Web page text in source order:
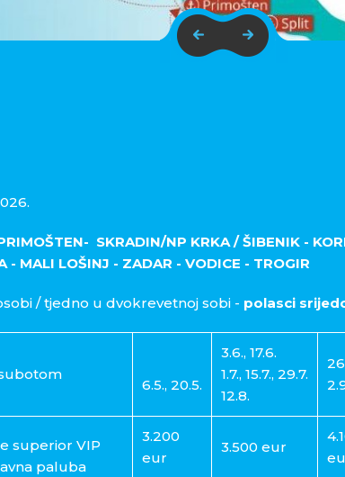
SKRADIN/NP KRKA / ŠIBENIK -
- MALI LOŠINJ - ZADAR - VODICE - TROGIR
/ tjedno u dvokrevetnoj sobi - polasci
6.5., 20.5.
3.6., 17.6.
1.7., 15.7., 29.7.
12.8.
superior VIP
paluba
3.200
eur
3.500 eur